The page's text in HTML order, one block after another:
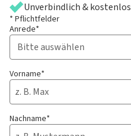
Unverbindlich & kostenlos
* Pflichtfelder
Anrede*
Vorname*
Nachname*